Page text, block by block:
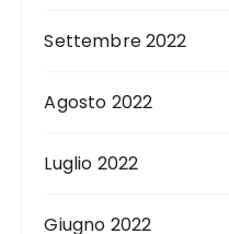
Settembre 2022
Agosto 2022
Luglio 2022
Giugno 2022